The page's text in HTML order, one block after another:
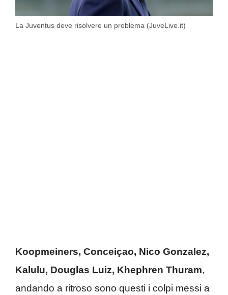
La Juventus deve risolvere un problema (JuveLive.it)
Koopmeiners, Conceiçao, Nico Gonzalez,
Kalulu, Douglas Luiz, Khephren Thuram,
andando a ritroso sono questi i colpi messi a